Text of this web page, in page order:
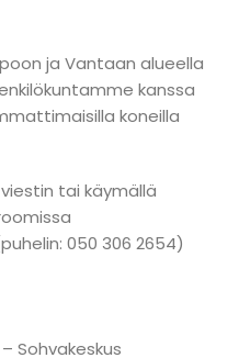
ja Vantaan alueella
kanssa
koneilla
tai käymällä
050 306 2654)
Sohvakeskus